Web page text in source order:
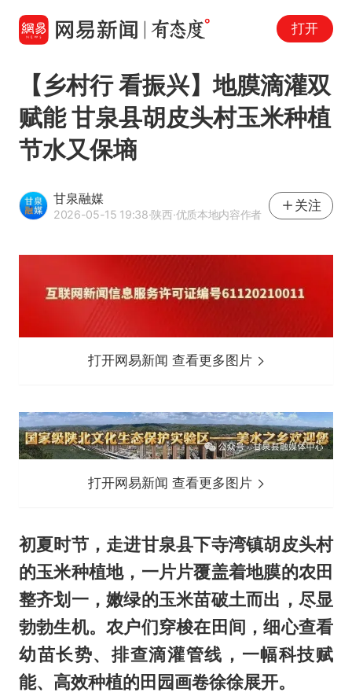
打开
【乡村行 看振兴】地膜滴灌双
赋能 甘泉县胡皮头村玉米种植
节水又保墒
甘泉融媒
2026-05-15 19:38·陕西·优质本地内容作者
关注
打开网易新闻 查看更多图片
打开网易新闻 查看更多图片
初夏时节，走进甘泉县下寺湾镇胡皮头村
的玉米种植地，一片片覆盖着地膜的农田
整齐划一，嫩绿的玉米苗破土而出，尽显
勃勃生机。农户们穿梭在田间，细心查看
幼苗长势、排查滴灌管线 ，一幅科技赋
能、高效种植的田园画卷徐徐展开。